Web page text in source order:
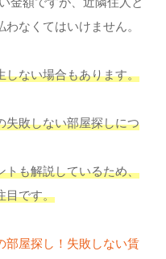
なくてはいけません。
しない場合もあります。
失敗しない部屋探しにつ
トも解説しているため、
目です。
部屋探し！失敗しない賃